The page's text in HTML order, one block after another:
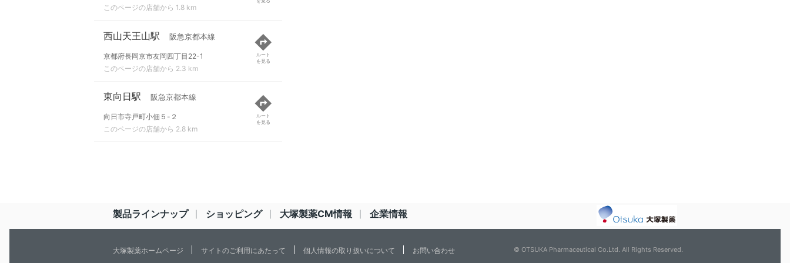
このページの店舗から 1.8 km
西山天王山駅 阪急京都本線
京都府長岡京市友岡四丁目22-1
このページの店舗から 2.3 km
ルート
を見る
東向日駅 阪急京都本線
向日市寺戸町小佃５-２
このページの店舗から 2.8 km
ルート
を見る
製品ラインナップ ショッピング 大塚製薬CM情報 企業情報
大塚製薬ホームページ サイトのご利用にあたって 個人情報の取り扱いについて お問い合わせ © OTSUKA Pharmaceutical Co.Ltd. All Rights Reserved.